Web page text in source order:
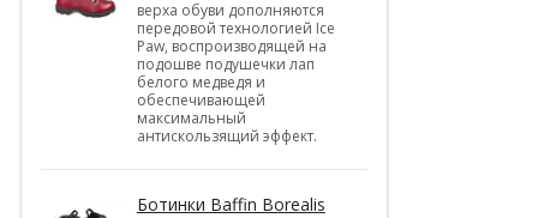
верха обуви дополняются
передовой технологией Ice
Paw, воспроизводящей на
подошве подушечки лап
белого медведя и
обеспечивающей
максимальный
антискользящий эффект.
Ботинки Baffin Borealis